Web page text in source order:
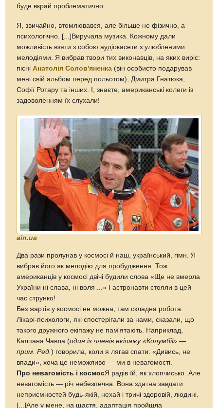
буде вкрай проблематично.
Я, звичайно, втомлювався, але більше не фізично, а
психологічно. [...]Виручала музика. Кожному дали
можливість взяти з собою аудіокасети з улюбленими
мелодіями. Я вибрав твори тих виконавців, на яких виріс:
пісніАнатолія Солов'яненка (він особисто подарував
мені свій альбом перед польотом), Дмитра Гнатюка,
Софії Ротару та інших. І, знаєте, американські колеги із
задоволенням їх слухали!
ain.ua
Два рази пролунав у космосі й наш, український, гімн. Я
вибрав його як мелодію для пробудження. Тож
американців у космосі двічі будили слова «Ще не вмерла
України нi слава, нi воля ...» І астронавти стояли в цей
час струнко!
Без жартів у космосі не можна, там складна робота.
Лікарі-психологи, які спостерігали за нами, сказали, що
такого дружного екіпажу не пам'ятають. Наприклад,
Калпана Чавла (один із членів екіпажу «Колумбії» —
прим. Ред.) говорила, коли я лягав спати: «Дивись, не
впади», хоча це неможливо — ми в невагомості.
Про невагомість і космосЯ радів їй, як хлопчисько. Але
невагомість — річ небезпечна. Вона здатна завдати
неприємностей будь-якій, нехай і тричі здоровій, людині.
[...]Але у мене, на щастя, адаптація пройшла